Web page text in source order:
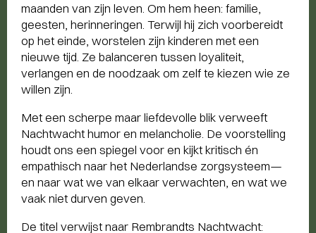
maanden van zijn leven. Om hem heen: familie,
geesten, herinneringen. Terwijl hij zich voorbereidt
op het einde, worstelen zijn kinderen met een
nieuwe tijd. Ze balanceren tussen loyaliteit,
verlangen en de noodzaak om zelf te kiezen wie ze
willen zijn.
Met een scherpe maar liefdevolle blik verweeft
Nachtwacht humor en melancholie. De voorstelling
houdt ons een spiegel voor en kijkt kritisch én
empathisch naar het Nederlandse zorgsysteem—
en naar wat we van elkaar verwachten, en wat we
vaak niet durven geven.
De titel verwijst naar Rembrandts Nachtwacht: